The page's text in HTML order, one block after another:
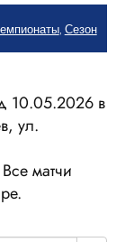
, Сезон
10.05.2026 в
ул.
матчи